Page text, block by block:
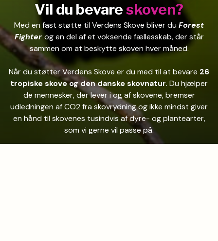
Vil du bevareskoven?
Med en fast støtte til Verdens Skove bliver duForest
Fighter og en del af et voksende fællesskab, der står
sammen om at beskytte skoven hver måned.
Når du støtter Verdens Skove er du med til at bevare 26
tropiske skove og den danske skovnatur. Du hjælper
de mennesker, der lever i og af skovene, bremser
udledningen af CO2 fra skovrydning og ikke mindst giver
en hånd til skovenes tusindvis af dyre- og plantearter,
som vi gerne vil passe på.